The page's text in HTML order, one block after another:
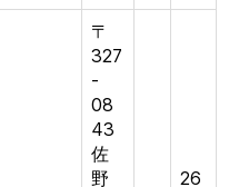
〒
327
-
08
43
佐
野
26